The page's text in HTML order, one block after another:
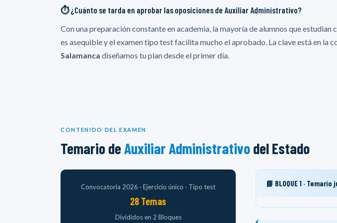
⏱️ ¿Cuánto se tarda en aprobar las oposiciones de Auxiliar Administrativo?
Con una preparación constante en academia, la mayoría de alumnos que estudian
es asequible y el examen tipo test facilita mucho el aprobado. La clave está en la
Salamanca diseñamos tu plan desde el primer día.
CONTENIDO DEL EXAMEN
Temario deAuxiliar Administrativodel Estado
Convocatoria 2026 · Ejercicio único · Tipo test
28 Temas
Divididos en 2 Bloques
📘 BLOQUE 1 ·